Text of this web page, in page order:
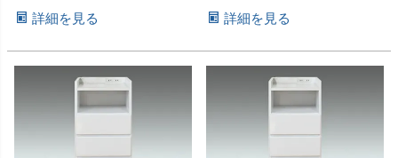
詳細を見る 詳細を見る